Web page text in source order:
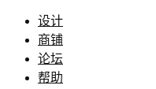
设计
商铺
论坛
帮助